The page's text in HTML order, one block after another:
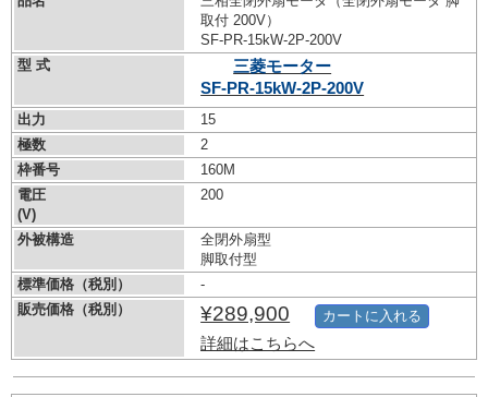
取付 200V）
SF-PR-15kW-2P-200V
型 式
三菱モーター
SF-PR-15kW-2P-200V
出力
15
極数
2
枠番号
160M
電圧
(V)
200
外被構造
全閉外扇型
脚取付型
標準価格（税別）
-
販売価格（税別）
¥289,900
詳細はこちらへ
カートに入れる